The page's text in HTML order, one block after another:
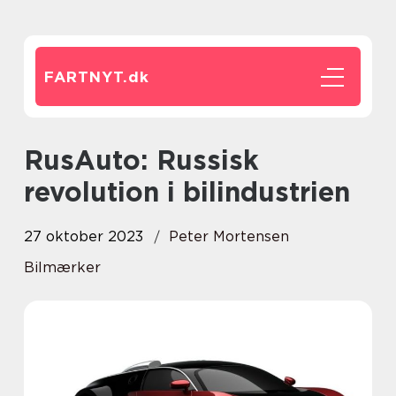
FARTNYT.dk
RusAuto: Russisk
revolution i bilindustrien
27 oktober 2023
Peter Mortensen
Bilmærker